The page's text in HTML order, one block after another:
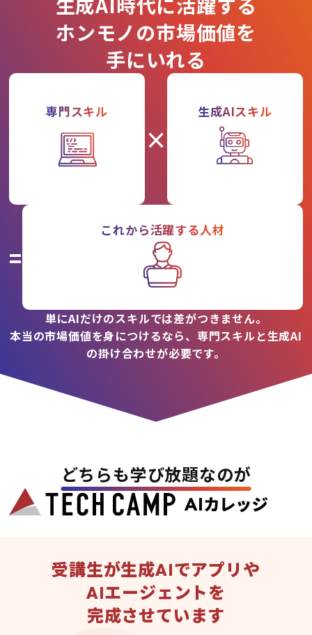
ホンモノの市場価値を
手にいれる
専門スキル
×
生成AIスキル
=
これから活躍する人材
単にAIだけのスキルでは差がつきません。
本当の市場価値を身につけるなら、専門スキルと生成AI
の掛け合わせが必要です。
どちらも学び放題なのが
受講生が生成AIでアプリや
AIエージェントを
完成させています